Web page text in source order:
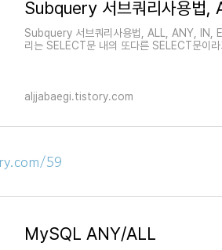
Subquery 서브쿼리사용법
Subquery 서브쿼리사용법, ALL, ANY, IN,
리는 SELECT문 내의 또다른 SELECT문이라
aljjabaegi.tistory.com
59
MySQL ANY/ALL